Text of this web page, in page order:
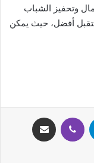
وتحفيز الشباب
أفضل، حيث يمكن
تيلقرام ڤايبر